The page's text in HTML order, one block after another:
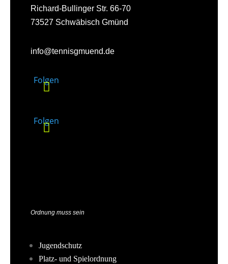
Richard-Bullinger Str. 66-70
73527 Schwäbisch Gmünd
info@tennisgmuend.de
Folgen
Folgen
Ordnung muss sein
Jugendschutz
Platz- und Spielordnung